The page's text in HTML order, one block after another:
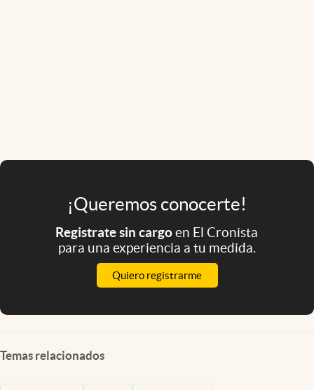
¡Queremos conocerte!
Registrate sin cargoen El Cronista
para una experiencia a tu medida.
Quiero registrarme
Temas relacionados